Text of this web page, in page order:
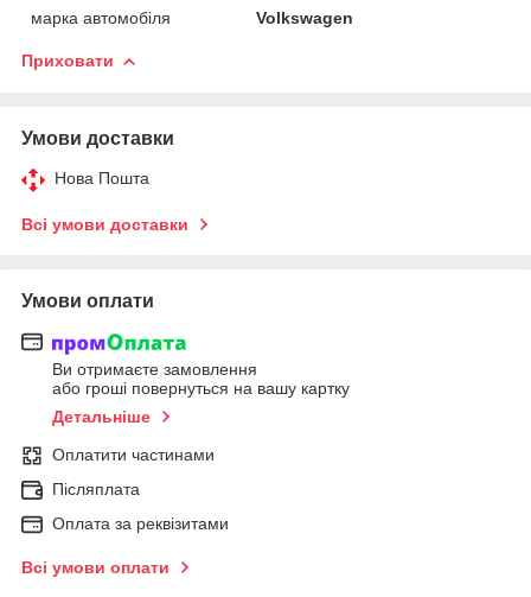
марка автомобіля Volkswagen
Приховати
Умови доставки
Нова Пошта
Всі умови доставки
Умови оплати
Ви отримаєте замовлення
або гроші повернуться на вашу картку
Детальніше
Оплатити частинами
Післяплата
Оплата за реквізитами
Всі умови оплати